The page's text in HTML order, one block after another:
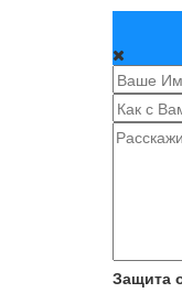
Защита